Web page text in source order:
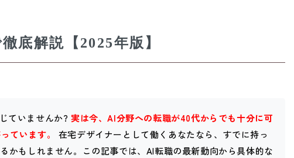
底解説【2025年版】
ていませんか? 実は今、AI分野への転職が40代からでも十分に可
ています。
在宅デザイナーとして働くあなたなら、すでに持っ
かもしれません。この記事では、AI転職の最新動向から具体的な